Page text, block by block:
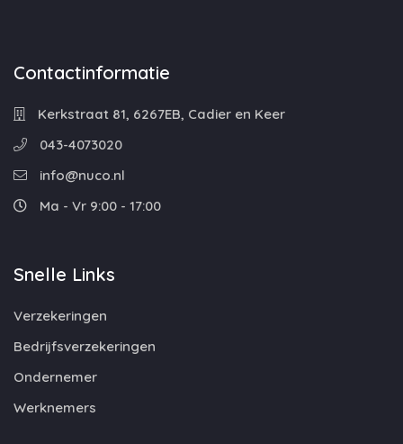
Contactinformatie
Kerkstraat 81, 6267EB, Cadier en Keer
043-4073020
info@nuco.nl
Ma - Vr 9:00 - 17:00
Snelle Links
Verzekeringen
Bedrijfsverzekeringen
Ondernemer
Werknemers